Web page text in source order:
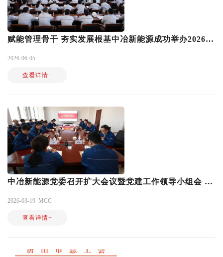
赋能管理骨干 夯实发展根基中冶新能源成功举办2026年干部管理第一期培训班
2026-06-05
查看详情+
中冶新能源党委召开扩大会议暨党建工作领导小组会 部署开展树立和践行正确政绩观学习教育工作
2026-03-19 MCC
查看详情+